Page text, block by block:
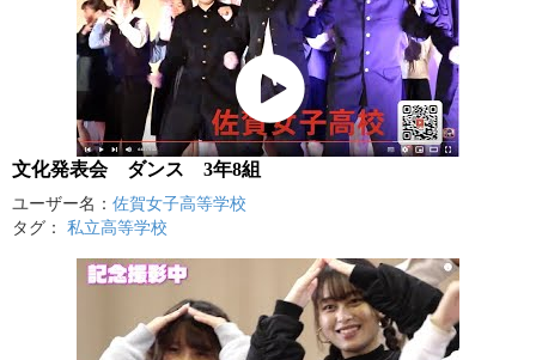
文化発表会 ダンス 3年8組
ユーザー名： 佐賀女子高等学校
タグ： 私立高等学校